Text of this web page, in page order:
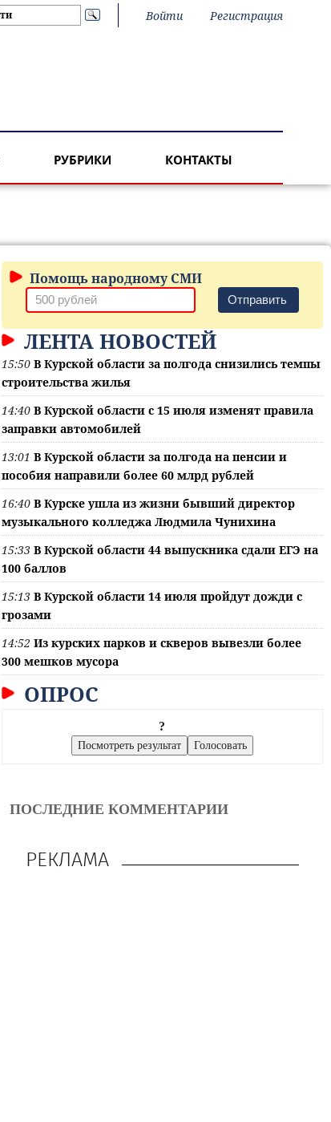
Войти Регистрация
РУБРИКИ КОНТАКТЫ
Помощь народному СМИ
Отправить
ЛЕНТА НОВОСТЕЙ
15:50 В Курской области за полгода снизились темпы
строительства жилья
14:40 В Курской области с 15 июля изменят правила
заправки автомобилей
13:01 В Курской области за полгода на пенсии и
пособия направили более 60 млрд рублей
16:40 В Курске ушла из жизни бывший директор
музыкального колледжа Людмила Чунихина
15:33 В Курской области 44 выпускника сдали ЕГЭ на
100 баллов
15:13 В Курской области 14 июля пройдут дожди с
грозами
14:52 Из курских парков и скверов вывезли более
300 мешков мусора
ОПРОС
?
ПОСЛЕДНИЕ КОММЕНТАРИИ
РЕКЛАМА